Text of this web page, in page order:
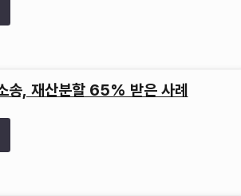
송, 재산분할 65% 받은 사례